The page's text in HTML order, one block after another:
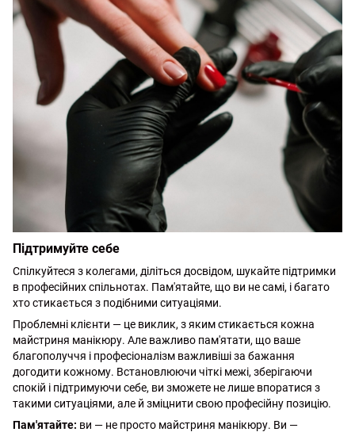
Підтримуйте себе
Спілкуйтеся з колегами, діліться досвідом, шукайте підтримки
в професійних спільнотах. Пам'ятайте, що ви не самі, і багато
хто стикається з подібними ситуаціями.
Проблемні клієнти — це виклик, з яким стикається кожна
майстриня манікюру. Але важливо пам'ятати, що ваше
благополуччя і професіоналізм важливіші за бажання
догодити кожному. Встановлюючи чіткі межі, зберігаючи
спокій і підтримуючи себе, ви зможете не лише впоратися з
такими ситуаціями, але й зміцнити свою професійну позицію.
Пам'ятайте: ви — не просто майстриня манікюру. Ви —